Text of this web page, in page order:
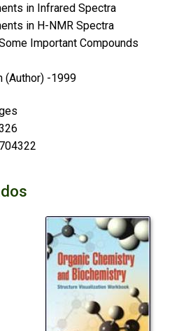
in Infrared Spectra
in H-NMR Spectra
Important Compounds
(Author) -1999